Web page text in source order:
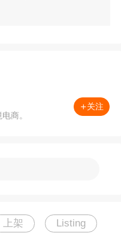
有足量带图真实反
单纯堆好评，而是
实拍展示细节、长
息差带来的顾虑。
被亚马逊算法判定
商。
关注
上架 Listing